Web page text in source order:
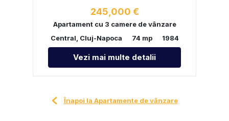
245,000 €
Apartament cu 3 camere de vânzare
Central, Cluj-Napoca
74 mp 1984
Vezi mai multe detalii
Înapoi la Apartamente de vânzare